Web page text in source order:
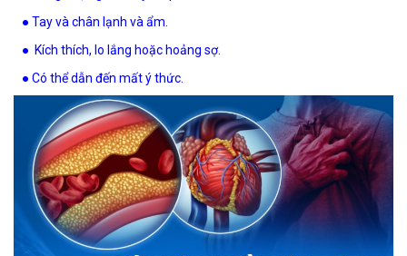
● Tay và chân lạnh và ẩm.
● Kích thích, lo lắng hoặc hoảng sợ.
● Có thể dẫn đến mất ý thức.